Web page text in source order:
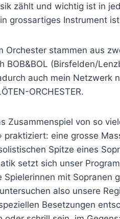
zählt und wichtig ist in
grossartiges Instrument
Orchester stammen aus
BOB&BOL (Birsfelden/
auch mein Netzwerk
ORCHESTER.
Zusammenspiel von so
praktiziert: eine grosse
Spitze eines
setzt sich unser
Spielerinnen mit Sopranen
also unsere
Besetzungen